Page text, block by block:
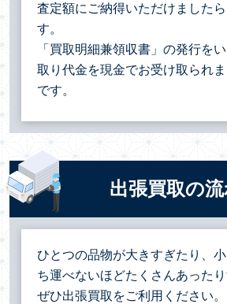
査定額にご納得いただけました
す。
「買取明細兼領収書」の発行を
取り代金を現金でお受け取られ
です。
出張買取の
ひとつの品物が大きすぎたり、
ち運べないほどたくさんあった
ぜひ出張買取をご利用ください。